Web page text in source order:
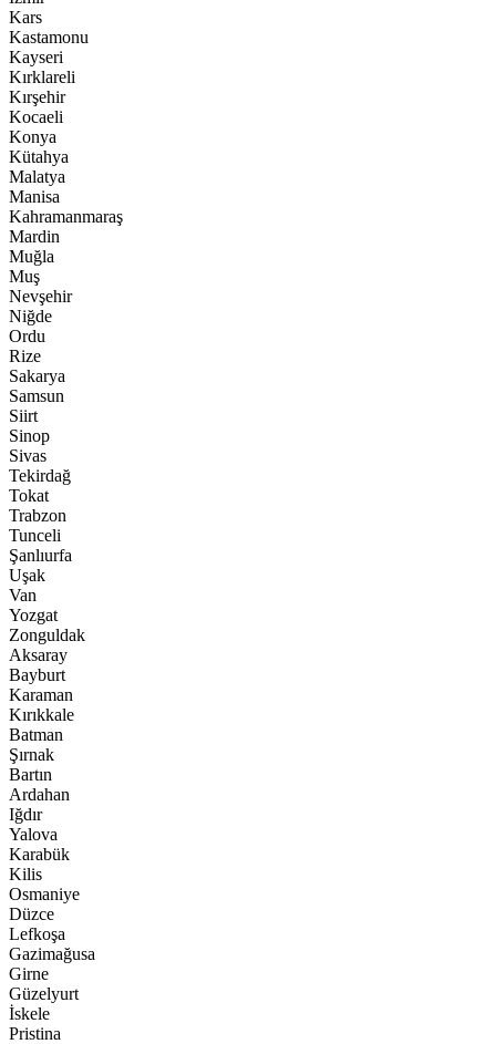
Kars
Kastamonu
Kayseri
Kırklareli
Kırşehir
Kocaeli
Konya
Kütahya
Malatya
Manisa
Kahramanmaraş
Mardin
Muğla
Muş
Nevşehir
Niğde
Ordu
Rize
Sakarya
Samsun
Siirt
Sinop
Sivas
Tekirdağ
Tokat
Trabzon
Tunceli
Şanlıurfa
Uşak
Van
Yozgat
Zonguldak
Aksaray
Bayburt
Karaman
Kırıkkale
Batman
Şırnak
Bartın
Ardahan
Iğdır
Yalova
Karabük
Kilis
Osmaniye
Düzce
Lefkoşa
Gazimağusa
Girne
Güzelyurt
İskele
Pristina